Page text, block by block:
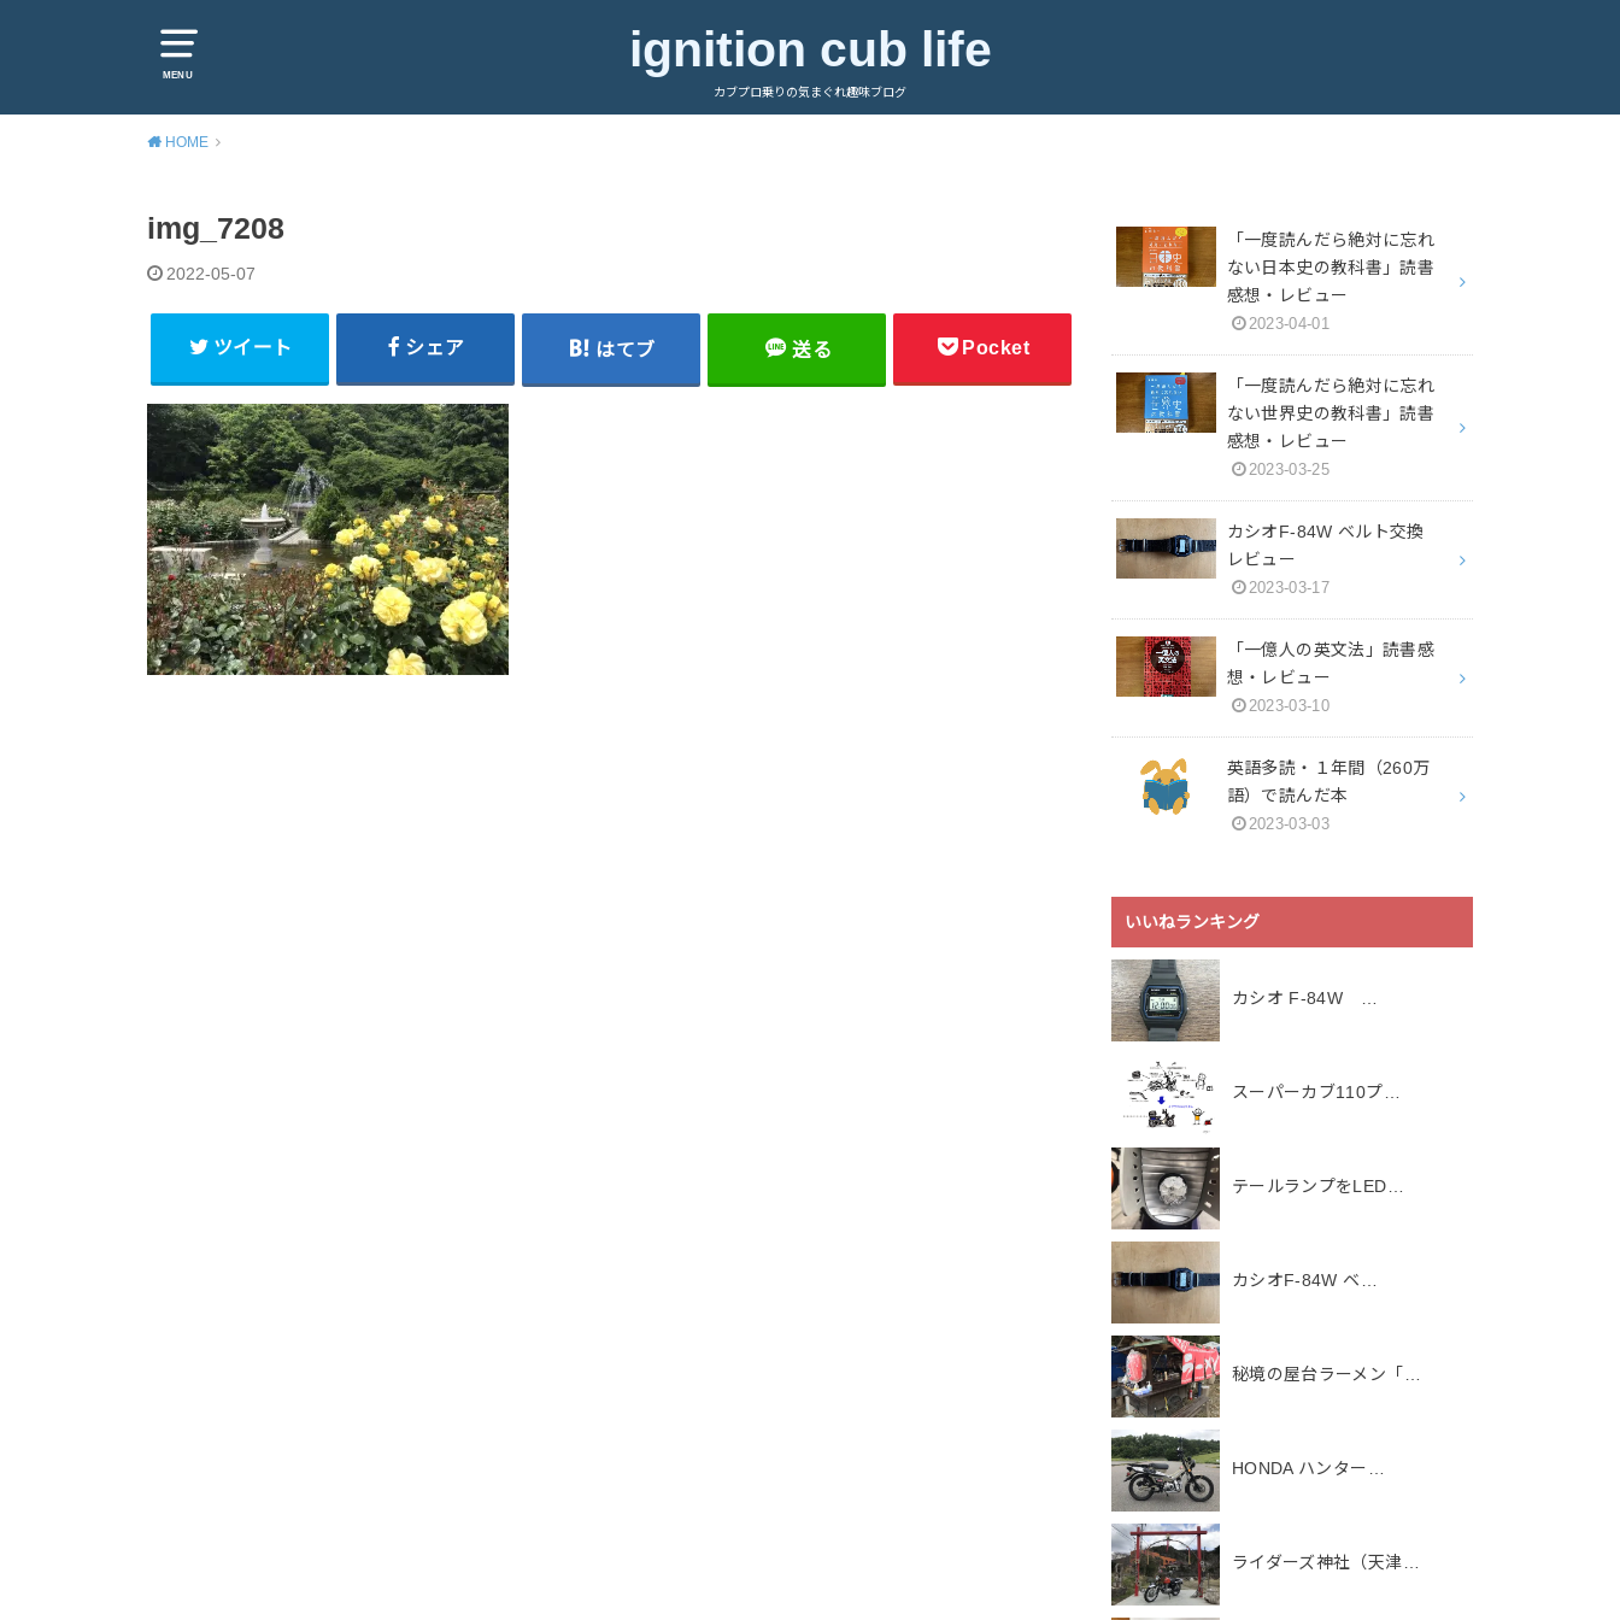
MENU ignition cub life
カブプロ乗りの気まぐれ趣味ブログ
HOME
img_7208
2022-05-07
ツイート シェア はてブ 送る Pocket
「一度読んだら絶対に忘れ
ない日本史の教科書」読書
感想・レビュー
2023-04-01
「一度読んだら絶対に忘れ
ない世界史の教科書」読書
感想・レビュー
2023-03-25
カシオF-84W ベルト交換
レビュー
2023-03-17
「一億人の英文法」読書感
想・レビュー
2023-03-10
英語多読・１年間（260万
語）で読んだ本
2023-03-03
いいねランキング
カシオ F-84W …
スーパーカブ110プ…
テールランプをLED…
カシオF-84W ベ…
秘境の屋台ラーメン「…
HONDA ハンター…
ライダーズ神社（天津…